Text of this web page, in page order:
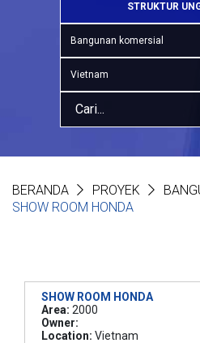
STRUKTUR
Bangunan komersial
Vietnam
BERANDA PROYEK
SHOW ROOM HONDA
SHOW ROOM HONDA
Area: 2000
Owner:
Location: Vietnam